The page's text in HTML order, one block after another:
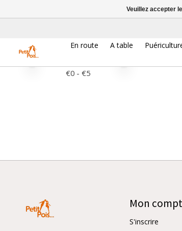
En route
A table
Prix minimum
Price maximum value
€0- €5
Mon
S'inscrire
Veuillez accepter